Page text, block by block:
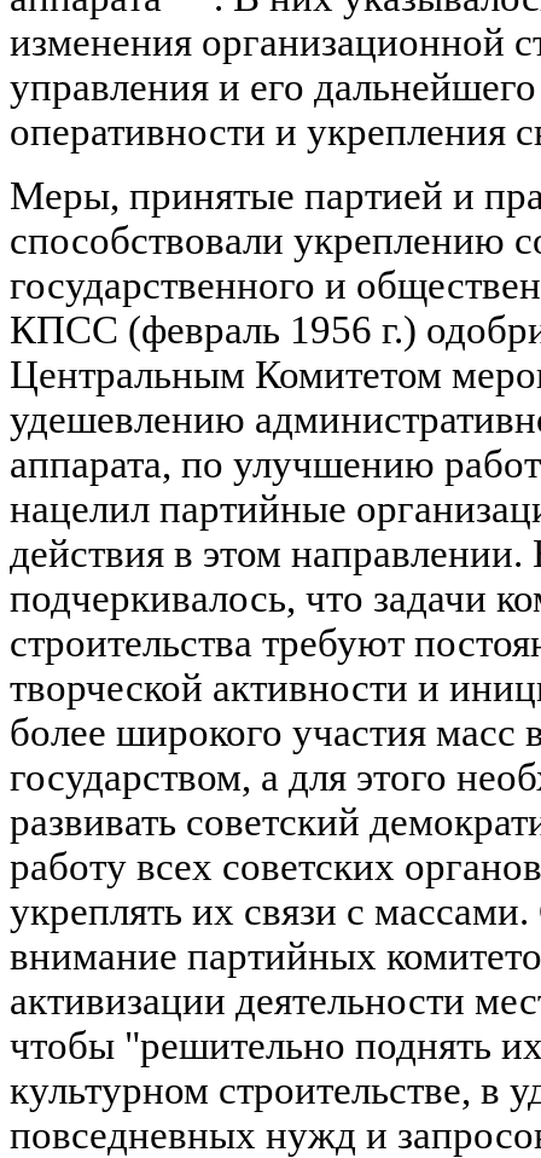
изменения организационной
управления и его
оперативности и укрепления
Меры, принятые партией и
способствовали укреплению
государственного и
КПСС (февраль 1956 г.)
Центральным Комитетом
удешевлению
аппарата, по улучшению
нацелил партийные
действия в этом
подчеркивалось, что задачи
строительства требуют
творческой активности и
более широкого участия масс
государством, а для этого
развивать советский
работу всех советских
укреплять их связи с
внимание партийных
активизации деятельности
чтобы "решительно поднять
культурном строительстве, в
повседневных нужд и